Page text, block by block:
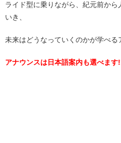
ライド型に乗りながら、紀元前か
いき、
未来はどうなっていくのかが学べる
アナウンスは日本語案内も選べます